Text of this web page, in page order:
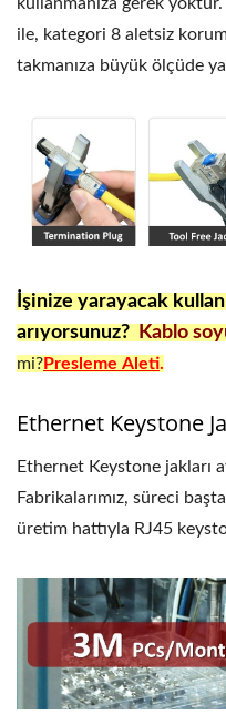
ile, kategori 8 aletsiz
takmanıza büyük ölçüde
İşinize yarayacak
arıyorsunuz?
Kablo
mi?Presleme Aleti.
Ethernet Keystone
Ethernet Keystone jakları
Fabrikalarımız, süreci
üretim hattıyla RJ45